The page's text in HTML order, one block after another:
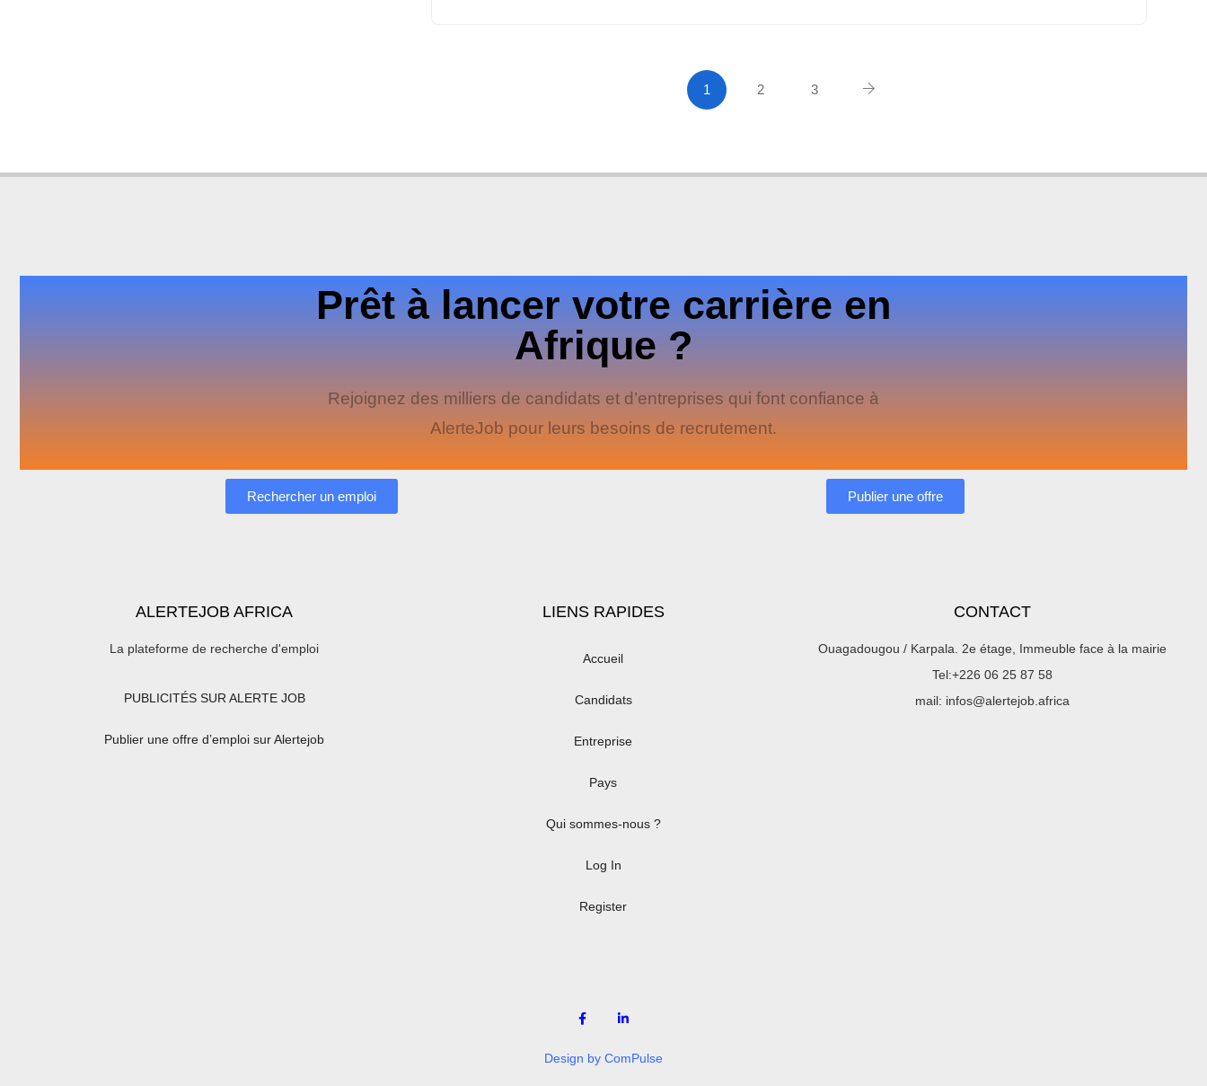
1 2 3
Prêt à lancer votre carrière en
Afrique ?
Rejoignez des milliers de candidats et d’entreprises qui font confiance à
AlerteJob pour leurs besoins de recrutement.
Rechercher un emploi Publier une offre
ALERTEJOB AFRICA
La plateforme de recherche d'emploi
PUBLICITÉS SUR ALERTE JOB
Publier une offre d’emploi sur Alertejob
LIENS RAPIDES
Accueil
Candidats
Entreprise
Pays
Qui sommes-nous ?
Log In
Register
CONTACT
Ouagadougou / Karpala. 2e étage, Immeuble face à la mairie
Tel:+226 06 25 87 58
mail: infos@alertejob.africa
Design by ComPulse